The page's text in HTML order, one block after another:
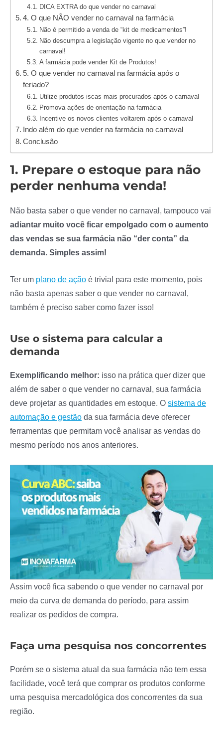
DICA EXTRA do que vender no carnaval
4. O que NÃO vender no carnaval na farmácia
Não é permitido a venda de “kit de medicamentos”!
Não descumpra a legislação vigente no que vender no
carnaval!
A farmácia pode vender Kit de Produtos!
5. O que vender no carnaval na farmácia após o
feriado?
Utilize produtos iscas mais procurados após o carnaval
Promova ações de orientação na farmácia
Incentive os novos clientes voltarem após o carnaval
Indo além do que vender na farmácia no carnaval
Conclusão
1. Prepare o estoque para não
perder nenhuma venda!
Não basta saber o que vender no carnaval, tampouco vai
adiantar muito você ficar empolgado com o aumento
das vendas se sua farmácia não “der conta” da
demanda. Simples assim!
Ter um plano de ação é trivial para este momento, pois
não basta apenas saber o que vender no carnaval,
também é preciso saber como fazer isso!
Use o sistema para calcular a
demanda
Exemplificando melhor: isso na prática quer dizer que
além de saber o que vender no carnaval, sua farmácia
deve projetar as quantidades em estoque. O sistema de
automação e gestão da sua farmácia deve oferecer
ferramentas que permitam você analisar as vendas do
mesmo período nos anos anteriores.
Assim você fica sabendo o que vender no carnaval por
meio da curva de demanda do período, para assim
realizar os pedidos de compra.
Faça uma pesquisa nos concorrentes
Porém se o sistema atual da sua farmácia não tem essa
facilidade, você terá que comprar os produtos conforme
uma pesquisa mercadológica dos concorrentes da sua
região.